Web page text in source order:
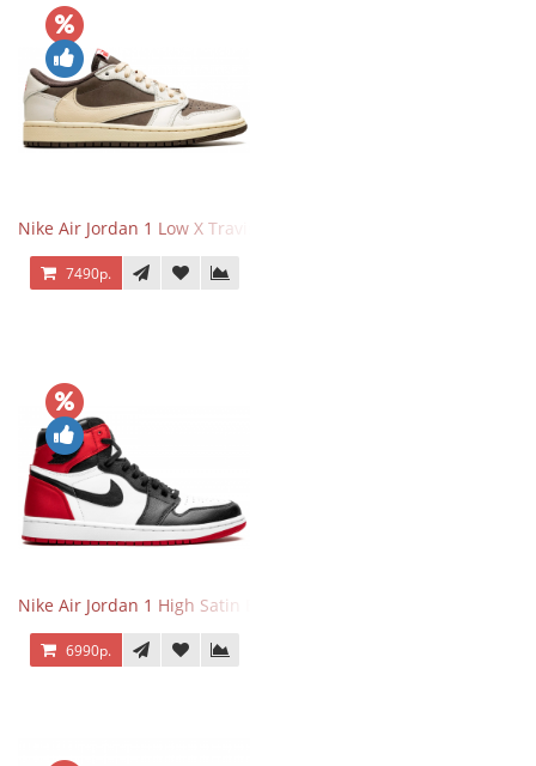
Nike Air Jordan 1 Low X Travis Scott Reverse Mocha
7490р.
Nike Air Jordan 1 High Satin Black Toe
6990р.